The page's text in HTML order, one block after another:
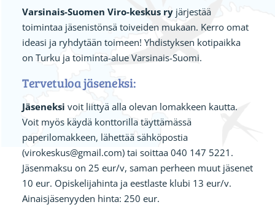
Varsinais-Suomen Viro-keskus ryjärjestää
toimintaa jäsenistönsä toiveiden mukaan. Kerro omat
ideasi ja ryhdytään toimeen! Yhdistyksen kotipaikka
on Turku ja toiminta-alue Varsinais-Suomi.
Tervetuloa jäseneksi:
Jäseneksi voit liittyä alla olevan lomakkeen kautta.
Voit myös käydä konttorilla täyttämässä
paperilomakkeen, lähettää sähköpostia
(virokeskus@gmail.com) tai soittaa 040 147 5221.
Jäsenmaksu on 25 eur/v, saman perheen muut jäsenet
10 eur. Opiskelijahinta ja eestlaste klubi 13 eur/v.
Ainaisjäsenyyden hinta: 250 eur.